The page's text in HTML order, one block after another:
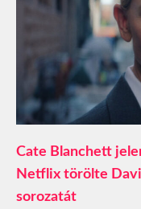
Cate Blanchett
Netflix törölte
sorozatát